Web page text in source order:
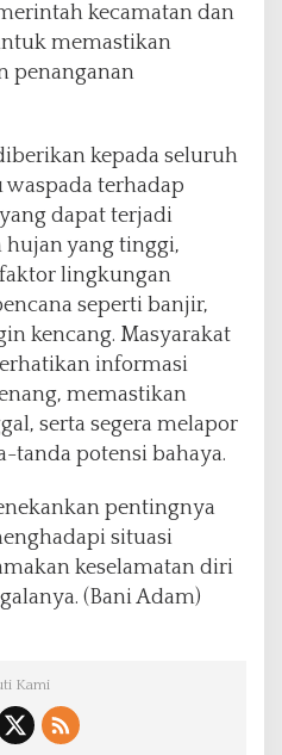
kecamatan dan
memastikan
penanganan
kepada seluruh
waspada terhadap
dapat terjadi
yang tinggi,
lingkungan
seperti banjir,
kencang. Masyarakat
informasi
memastikan
serta segera melapor
tanda potensi bahaya.
pentingnya
situasi
keselamatan diri
(Bani Adam)
Kami